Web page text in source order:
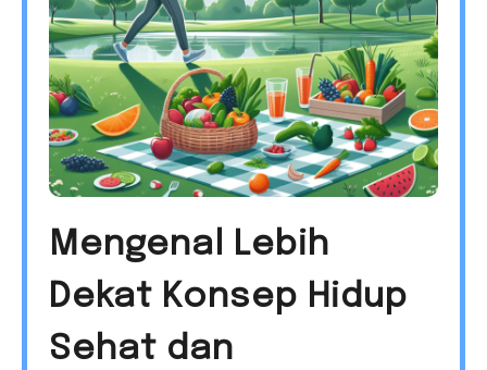
Mengenal Lebih
Dekat Konsep Hidup
Sehat dan